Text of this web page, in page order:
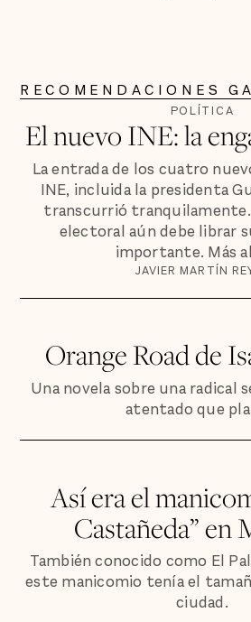
RECOMENDACIONES
POLÍTICA
El nuevo INE: la
La entrada de los cuatro
INE, incluida la presidenta
transcurrió
electoral aún debe librar
importante. Más
JAVIER MARTÍN
Orange Road de
Una novela sobre una radical
atentado que
Así era el
Castañeda” en
También conocido como El
este manicomio tenía el
ciudad.